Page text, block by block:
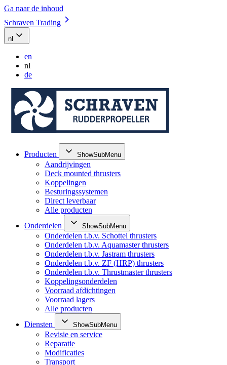
Ga naar de inhoud
Schraven Trading
nl
en
nl
de
Producten ShowSubMenu
Aandrijvingen
Deck mounted thrusters
Koppelingen
Besturingssystemen
Direct leverbaar
Alle producten
Onderdelen
ShowSubMenu
Onderdelen t.b.v. Schottel thrusters
Onderdelen t.b.v. Aquamaster thrusters
Onderdelen t.b.v. Jastram thrusters
Onderdelen t.b.v. ZF (HRP) thrusters
Onderdelen t.b.v. Thrustmaster thrusters
Koppelingsonderdelen
Voorraad afdichtingen
Voorraad lagers
Alle producten
Diensten
ShowSubMenu
Revisie en service
Reparatie
Modificaties
Transport